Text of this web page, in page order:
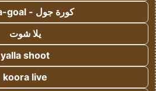
كورة جول - koora-goal
يلا شوت
yalla shoot
koora live